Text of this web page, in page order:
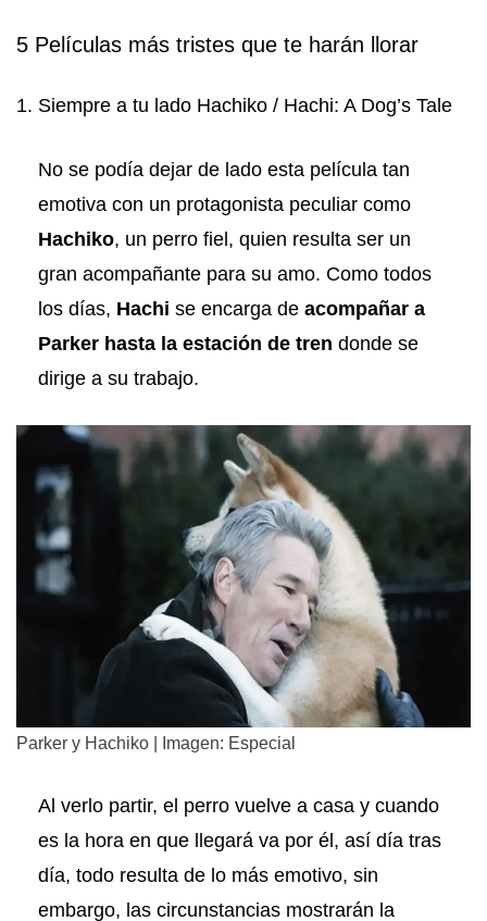
5 Películas más tristes que te harán llorar
1. Siempre a tu lado Hachiko / Hachi: A Dog’s Tale
No se podía dejar de lado esta película tan
emotiva con un protagonista peculiar como
Hachiko, un perro fiel, quien resulta ser un
gran acompañante para su amo. Como todos
los días, Hachi se encarga de acompañar a
Parker hasta la estación de tren donde se
dirige a su trabajo.
Parker y Hachiko | Imagen: Especial
Al verlo partir, el perro vuelve a casa y cuando
es la hora en que llegará va por él, así día tras
día, todo resulta de lo más emotivo, sin
embargo, las circunstancias mostrarán la